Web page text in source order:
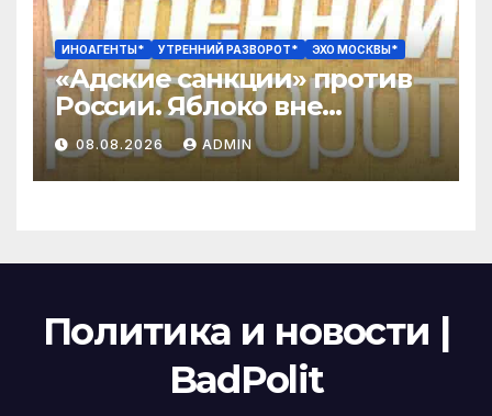
ИНОАГЕНТЫ* УТРЕННИЙ РАЗВОРОТ* ЭХО МОСКВЫ*
«Адские санкции» против
России. Яблоко вне
выборов? Оценка успеха
СВО упала до минимума /
Вьюгин
08.08.2026 ADMIN
Политика и новости |
BadPolit